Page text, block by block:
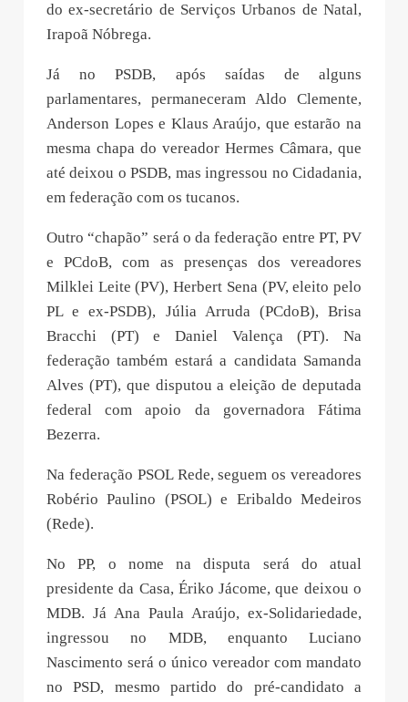
do ex-secretário de Serviços Urbanos de Natal,
Irapoã Nóbrega.
Já no PSDB, após saídas de alguns
parlamentares, permaneceram Aldo Clemente,
Anderson Lopes e Klaus Araújo, que estarão na
mesma chapa do vereador Hermes Câmara, que
até deixou o PSDB, mas ingressou no Cidadania,
em federação com os tucanos.
Outro “chapão” será o da federação entre PT, PV
e PCdoB, com as presenças dos vereadores
Milklei Leite (PV), Herbert Sena (PV, eleito pelo
PL e ex-PSDB), Júlia Arruda (PCdoB), Brisa
Bracchi (PT) e Daniel Valença (PT). Na
federação também estará a candidata Samanda
Alves (PT), que disputou a eleição de deputada
federal com apoio da governadora Fátima
Bezerra.
Na federação PSOL Rede, seguem os vereadores
Robério Paulino (PSOL) e Eribaldo Medeiros
(Rede).
No PP, o nome na disputa será do atual
presidente da Casa, Ériko Jácome, que deixou o
MDB. Já Ana Paula Araújo, ex-Solidariedade,
ingressou no MDB, enquanto Luciano
Nascimento será o único vereador com mandato
no PSD, mesmo partido do pré-candidato a